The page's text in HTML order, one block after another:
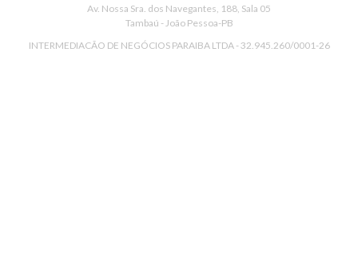
Av. Nossa Sra. dos Navegantes, 188, Sala 05
Tambaú - João Pessoa-PB
INTERMEDIACÃO DE NEGÓCIOS PARAIBA LTDA - 32.945.260/0001-26